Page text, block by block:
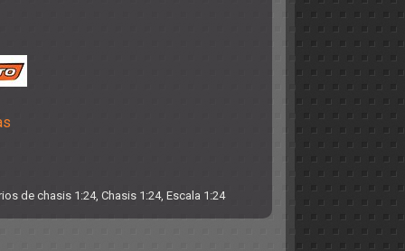
de chasis 1:24, Chasis 1:24, Escala 1:24